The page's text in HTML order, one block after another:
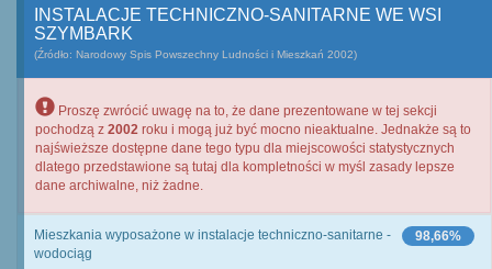
INSTALACJE TECHNICZNO-SANITARNE WE WSI
SZYMBARK
(Źródło: Narodowy Spis Powszechny Ludności i Mieszkań 2002)
Proszę zwrócić uwagę na to, że dane prezentowane w tej sekcji
pochodzą z 2002 roku i mogą już być mocno nieaktualne. Jednakże są to
najświeższe dostępne dane tego typu dla miejscowości statystycznych
dlatego przedstawione są tutaj dla kompletności w myśl zasady lepsze
dane archiwalne, niż żadne.
98,66%
Mieszkania wyposażone w instalacje techniczno-sanitarne -
wodociąg